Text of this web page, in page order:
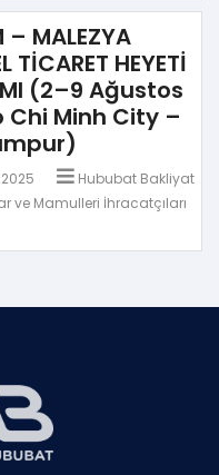
– MALEZYA
TİCARET HEYETİ
(2–9 Ağustos
Chi Minh City –
Hububat Bakliyat
ve Mamulleri İhracatçıları